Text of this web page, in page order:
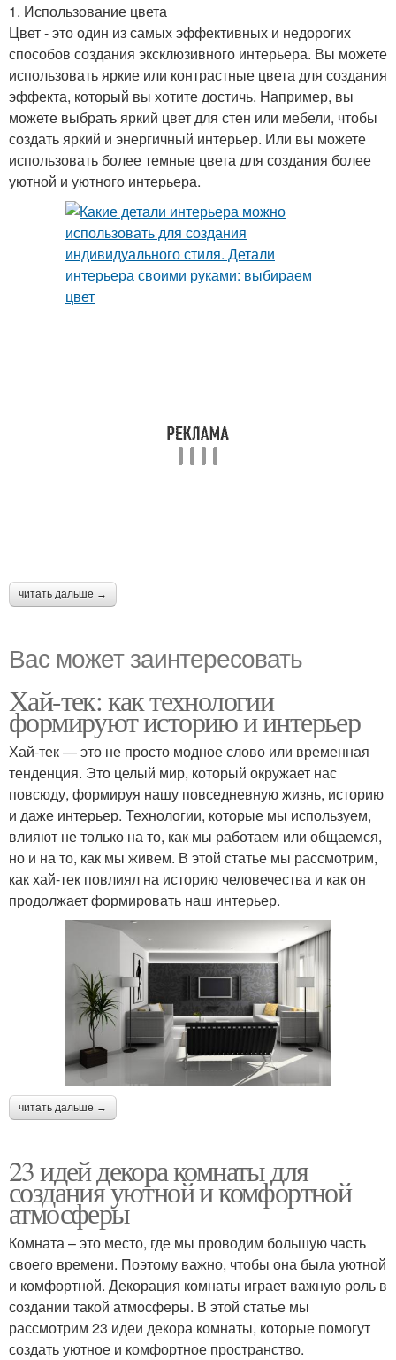
1. Использование цвета
Цвет - это один из самых эффективных и недорогих
способов создания эксклюзивного интерьера. Вы можете
использовать яркие или контрастные цвета для создания
эффекта, который вы хотите достичь. Например, вы
можете выбрать яркий цвет для стен или мебели, чтобы
создать яркий и энергичный интерьер. Или вы можете
использовать более темные цвета для создания более
уютной и уютного интерьера.
читать дальше →
Вас может заинтересовать
Хай-тек: как технологии
формируют историю и интерьер
Хай-тек — это не просто модное слово или временная
тенденция. Это целый мир, который окружает нас
повсюду, формируя нашу повседневную жизнь, историю
и даже интерьер. Технологии, которые мы используем,
влияют не только на то, как мы работаем или общаемся,
но и на то, как мы живем. В этой статье мы рассмотрим,
как хай-тек повлиял на историю человечества и как он
продолжает формировать наш интерьер.
читать дальше →
23 идей декора комнаты для
создания уютной и комфортной
атмосферы
Комната – это место, где мы проводим большую часть
своего времени. Поэтому важно, чтобы она была уютной
и комфортной. Декорация комнаты играет важную роль в
создании такой атмосферы. В этой статье мы
рассмотрим 23 идеи декора комнаты, которые помогут
создать уютное и комфортное пространство.